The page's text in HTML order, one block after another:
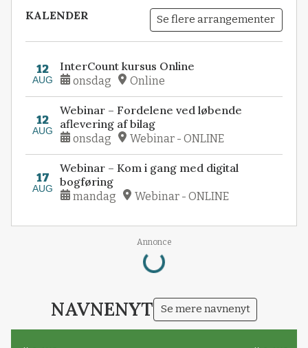
KALENDER Se flere arrangementer
12
AUG
InterCount kursus Online
onsdag Online
12
AUG
Webinar – Fordelene ved løbende
aflevering af bilag
onsdag Webinar - ONLINE
17
AUG
Webinar – Kom i gang med digital
bogføring
mandag Webinar - ONLINE
Annonce
Loading...
NAVNENYT Se mere navnenyt